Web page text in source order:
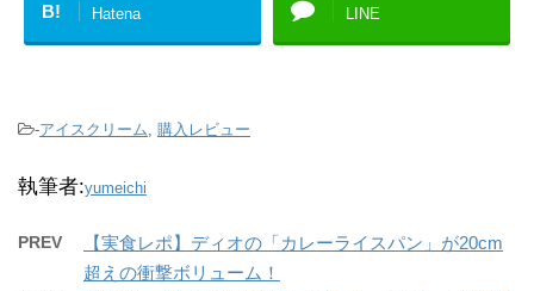
B! Hatena LINE
-アイスクリーム, 購入レビュー
執筆者:yumeichi
PREV
【実食レポ】ディオの「カレーライスパン」が20cm
超えの衝撃ボリューム！